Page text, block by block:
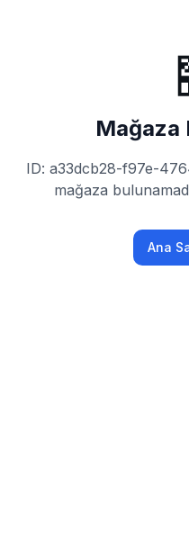
Mağaza
ID: a33dcb28-f97e-
mağaza
Ana